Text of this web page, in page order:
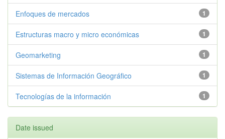
1
Enfoques de mercados
1
Estructuras macro y micro económicas
1
Geomarketing
1
Sistemas de Información Geográfico
1
Tecnologías de la información
Date issued